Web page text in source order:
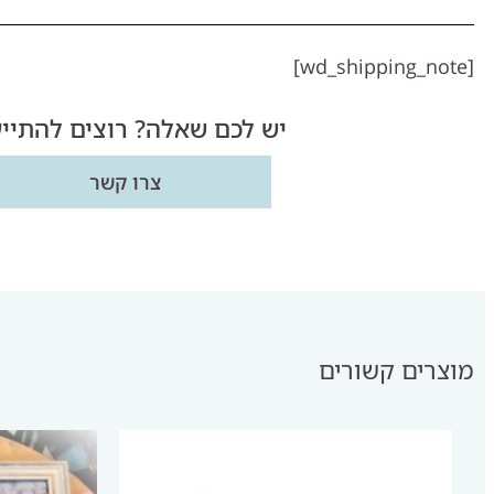
[wd_shipping_note]
יש לכם שאלה? רוצים
צרו קשר
מוצרים קשורים